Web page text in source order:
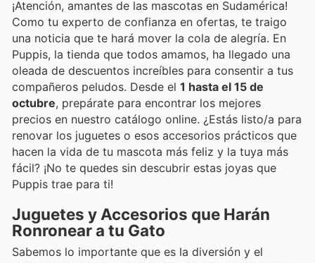
¡Atención, amantes de las mascotas en Sudamérica!
Como tu experto de confianza en ofertas, te traigo
una noticia que te hará mover la cola de alegría. En
Puppis, la tienda que todos amamos, ha llegado una
oleada de descuentos increíbles para consentir a tus
compañeros peludos. Desde el 1 hasta el 15 de
octubre, prepárate para encontrar los mejores
precios en nuestro catálogo online. ¿Estás listo/a para
renovar los juguetes o esos accesorios prácticos que
hacen la vida de tu mascota más feliz y la tuya más
fácil? ¡No te quedes sin descubrir estas joyas que
Puppis trae para ti!
Juguetes y Accesorios que Harán
Ronronear a tu Gato
Sabemos lo importante que es la diversión y el